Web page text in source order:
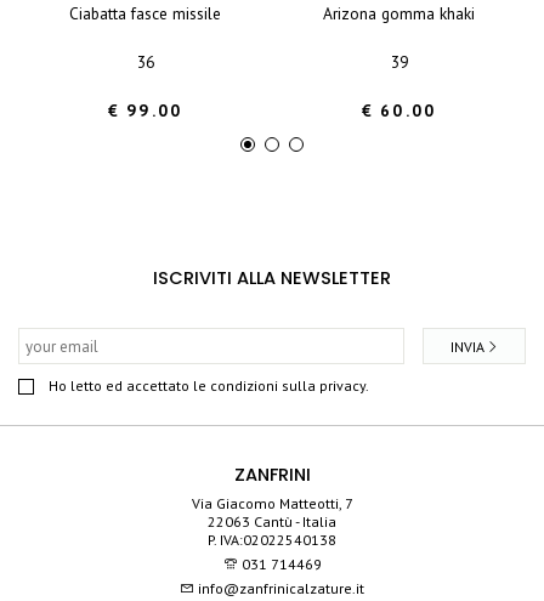
ciabatta fasce missile
36
€ 99.00
arizona gomma khaki
39
€ 60.00
ISCRIVITI ALLA NEWSLETTER
Ho letto ed accettato le condizioni sulla privacy.
INVIA
ZANFRINI
Via Giacomo Matteotti, 7
22063 Cantù - Italia
P. IVA:02022540138
031 714469
info@zanfrinicalzature.it